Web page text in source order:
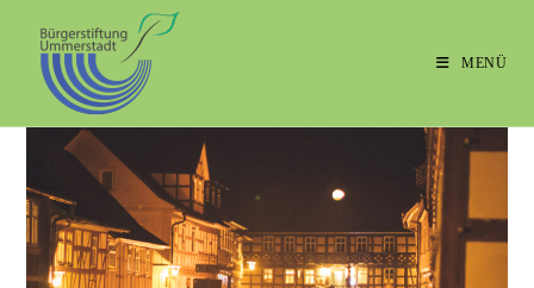
MENÜ